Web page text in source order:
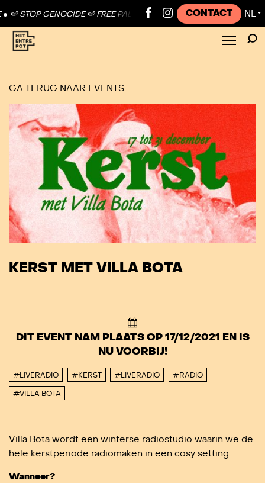
STOP GENOCIDE 🍉 FREE PALESTINE ● 🍉 STOP GENOCIDE 🍉 FREE
CONTACT NL ▼
GA TERUG NAAR EVENTS
KERST MET VILLA BOTA
DIT EVENT NAM PLAATS OP 17/12/2021 EN IS
NU VOORBIJ!
#LIVERADIO #KERST #LIVERADIO #RADIO
#VILLA BOTA
Villa Bota wordt een winterse radiostudio waarin we de
hele kerstperiode radiomaken in een cosy setting.
Wanneer?